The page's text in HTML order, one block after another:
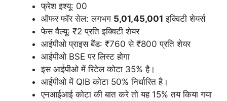
फ्रेश इश्यू: 00
ऑफर फॉर सेल: लगभग 5,01,45,001 इक्विटी शेयर्स
फेस वैल्यू: ₹2 प्रति इक्विटी शेयर
आईपीओ प्राइस बैंड: ₹760 से ₹800 प्रति शेयर
आईपीओ BSE पर लिस्ट होगा
इस आईपीओ में रिटेल कोटा 35% है।
आईपीओ में QIB कोटा 50% निर्धारित है।
एनआईआई कोटा की बात करे तो यह 15% तय किया गया